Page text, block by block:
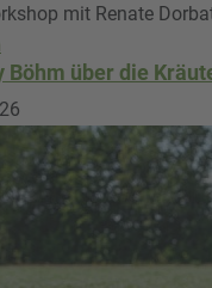
mit Renate
Böhm über die